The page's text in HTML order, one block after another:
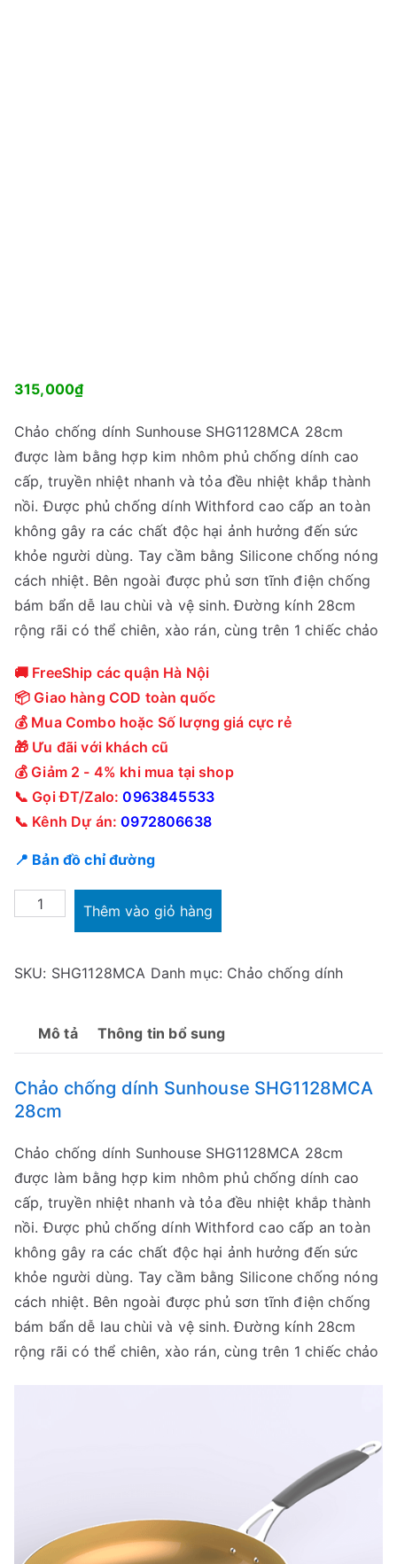
315,000₫
Chảo chống dính Sunhouse SHG1128MCA 28cm
được làm bằng hợp kim nhôm phủ chống dính cao
cấp, truyền nhiệt nhanh và tỏa đều nhiệt khắp thành
nồi. Được phủ chống dính Withford cao cấp an toàn
không gây ra các chất độc hại ảnh hưởng đến sức
khỏe người dùng. Tay cầm bằng Silicone chống nóng
cách nhiệt. Bên ngoài được phủ sơn tĩnh điện chống
bám bẩn dễ lau chùi và vệ sinh. Đường kính 28cm
rộng rãi có thể chiên, xào rán, cùng trên 1 chiếc chảo
🚚 FreeShip các quận Hà Nội
📦 Giao hàng COD toàn quốc
💰 Mua Combo hoặc Số lượng giá cực rẻ
🎁 Ưu đãi với khách cũ
💰 Giảm 2 - 4% khi mua tại shop
📞 Gọi ĐT/Zalo:0963845533
📞 Kênh Dự án:0972806638
📍 Bản đồ chỉ đường
Chảo
Sunhouse
28cm
dùng
từ
lượng
Thêm vào giỏ hàng
SKU: SHG1128MCA Danh mục: Chảo chống dính
Mô tả Thông tin bổ sung
Chảo chống dính Sunhouse SHG1128MCA
28cm
Chảo chống dính Sunhouse SHG1128MCA 28cm
được làm bằng hợp kim nhôm phủ chống dính cao
cấp, truyền nhiệt nhanh và tỏa đều nhiệt khắp thành
nồi. Được phủ chống dính Withford cao cấp an toàn
không gây ra các chất độc hại ảnh hưởng đến sức
khỏe người dùng. Tay cầm bằng Silicone chống nóng
cách nhiệt. Bên ngoài được phủ sơn tĩnh điện chống
bám bẩn dễ lau chùi và vệ sinh. Đường kính 28cm
rộng rãi có thể chiên, xào rán, cùng trên 1 chiếc chảo